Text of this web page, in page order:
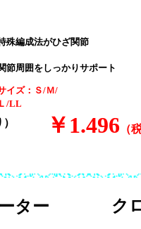
ク
ター
殊編成法がひざ関節
節周囲をしっかりサポート
￥1.496 （
イズ：Ｓ/Ｍ/
Ｌ/LL